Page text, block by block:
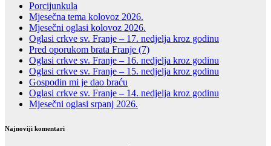
Porcijunkula
Mjesečna tema kolovoz 2026.
Mjesečni oglasi kolovoz 2026.
Oglasi crkve sv. Franje – 17. nedjelja kroz godinu
Pred oporukom brata Franje (7)
Oglasi crkve sv. Franje – 16. nedjelja kroz godinu
Oglasi crkve sv. Franje – 15. nedjelja kroz godinu
Gospodin mi je dao braću
Oglasi crkve sv. Franje – 14. nedjelja kroz godinu
Mjesečni oglasi srpanj 2026.
Najnoviji komentari